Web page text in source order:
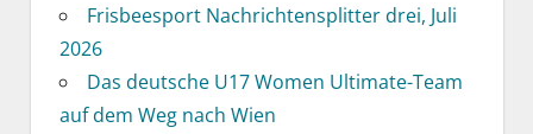
Frisbeesport Nachrichtensplitter drei, Juli
2026
Das deutsche U17 Women Ultimate-Team
auf dem Weg nach Wien